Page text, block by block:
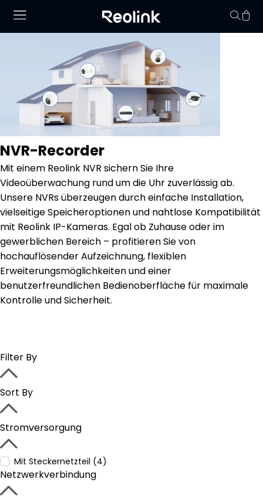
NVR-Recorder
Mit einem Reolink NVR sichern Sie Ihre
Videoüberwachung rund um die Uhr zuverlässig ab.
Unsere NVRs überzeugen durch einfache Installation,
vielseitige Speicheroptionen und nahtlose Kompatibilität
mit Reolink IP-Kameras. Egal ob Zuhause oder im
gewerblichen Bereich – profitieren Sie von
hochauflösender Aufzeichnung, flexiblen
Erweiterungsmöglichkeiten und einer
benutzerfreundlichen Bedienoberfläche für maximale
Kontrolle und Sicherheit.
Filter By
Sort By
Stromversorgung
Mit Steckernetzteil (4)
Netzwerkverbindung